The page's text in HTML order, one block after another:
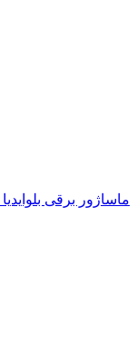
ماساژور برقی بلوایدیا